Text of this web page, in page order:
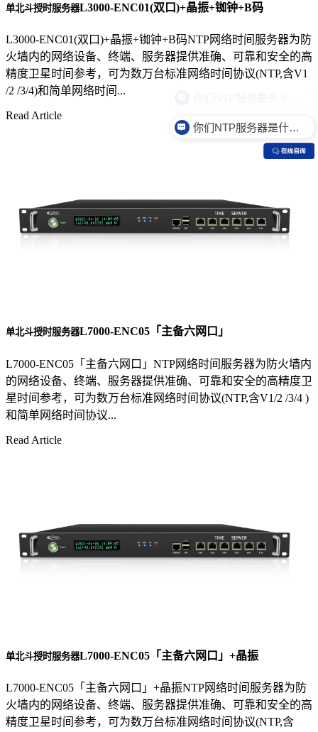
单北斗授时服务器L3000-ENC01(双口)+晶振+铷钟+B码
L3000-ENC01(双口)+晶振+铷钟+B码NTP网络时间服务器为防
火墙内的网络设备、终端、服务器提供准确、可靠和安全的高
精度卫星时间参考，可为数万台标准网络时间协议(NTP,含V1
/2 /3/4)和简单网络时间...
Read Article
单北斗授时服务器L7000-ENC05「主备六网口」
L7000-ENC05「主备六网口」NTP网络时间服务器为防火墙内
的网络设备、终端、服务器提供准确、可靠和安全的高精度卫
星时间参考，可为数万台标准网络时间协议(NTP,含V1/2 /3/4 )
和简单网络时间协议...
Read Article
单北斗授时服务器L7000-ENC05「主备六网口」+晶振
L7000-ENC05「主备六网口」+晶振NTP网络时间服务器为防
火墙内的网络设备、终端、服务器提供准确、可靠和安全的高
精度卫星时间参考，可为数万台标准网络时间协议(NTP,含
你们NTP服务器是什么价格？